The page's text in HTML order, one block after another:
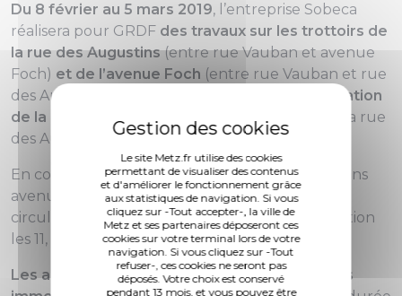
Le site Metz.fr utilise des cookies
permettant de visualiser des contenus
et d'améliorer le fonctionnement grâce
aux statistiques de navigation. Si vous
cliquez sur -Tout accepter-, la ville de
Metz et ses partenaires déposeront ces
cookies sur votre terminal lors de votre
navigation. Si vous cliquez sur -Tout
refuser-, ces cookies ne seront pas
déposés. Votre choix est conservé
pendant 13 mois, et vous pouvez être
Du 8 février au 5 mars 2019, l’entreprise Sobeca
réalisera pour GRDF des travaux sur les trottoirs de
la rue des Augustins(entre rue Vauban et avenue
Foch) et de l’avenue Foch (entre rue Vauban et rue
des Augustins) ainsi que
sur une voie de circulation
de la
rue Vauban
, entre l’avenue Jean XXIII et la rue
des Augustins.
En conséquence, dans la rue Vauban dans le sens
avenue Jean XXIII vers la gare, une voie de
circulation sur les deux sera fermée à la circulation
les 11, 12 et 13 février.
Les accès aux commerces et aux entrées des